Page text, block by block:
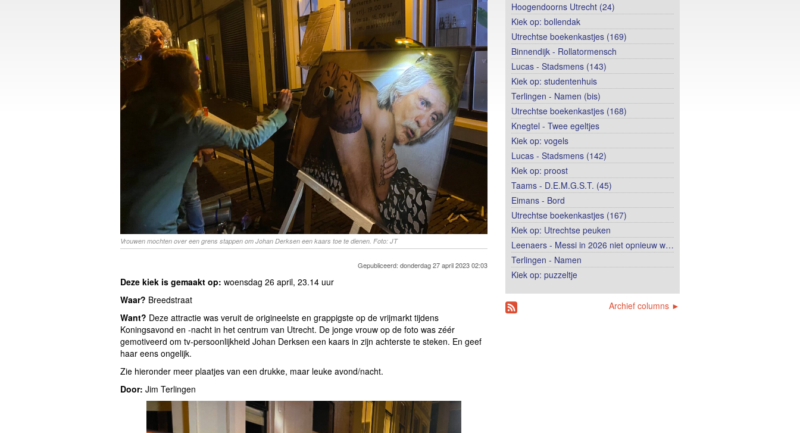
Vrouwen mochten over een grens stappen om Johan Derksen een kaars toe te dienen. Foto: JT
Gepubliceerd: donderdag 27 april 2023 02:03
Deze kiek is gemaakt op: woensdag 26 april, 23.14 uur
Waar? Breedstraat
Want? Deze attractie was veruit de origineelste en grappigste op de vrijmarkt tijdens
Koningsavond en -nacht in het centrum van Utrecht. De jonge vrouw op de foto was zéér
gemotiveerd om tv-persoonlijkheid Johan Derksen een kaars in zijn achterste te steken. En geef
haar eens ongelijk.
Zie hieronder meer plaatjes van een drukke, maar leuke avond/nacht.
Door: Jim Terlingen
Hoogendoorns Utrecht (24)
Kiek op: bollendak
Utrechtse boekenkastjes (169)
Binnendijk - Rollatormensch
Lucas - Stadsmens (143)
Kiek op: studentenhuis
Terlingen - Namen (bis)
Utrechtse boekenkastjes (168)
Knegtel - Twee egeltjes
Kiek op: vogels
Lucas - Stadsmens (142)
Kiek op: proost
Taams - D.E.M.G.S.T. (45)
Eimans - Bord
Utrechtse boekenkastjes (167)
Kiek op: Utrechtse peuken
Leenaers - Messi in 2026 niet opnieuw w…
Terlingen - Namen
Kiek op: puzzeltje
Archief columns ►